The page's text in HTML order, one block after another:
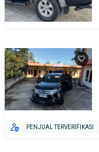
PENJUAL TERVERIFIKASI